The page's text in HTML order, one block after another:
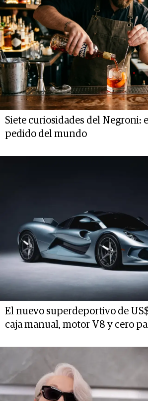
Siete curiosidades del Negroni:
pedido del mundo
El nuevo superdeportivo de
caja manual, motor V8 y cero